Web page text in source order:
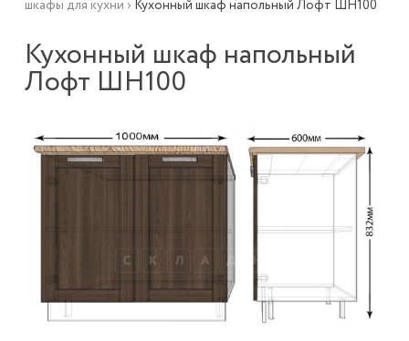
шкафы для кухни › Кухонный шкаф напольный Лофт ШН100
Кухонный шкаф напольный
Лофт ШН100